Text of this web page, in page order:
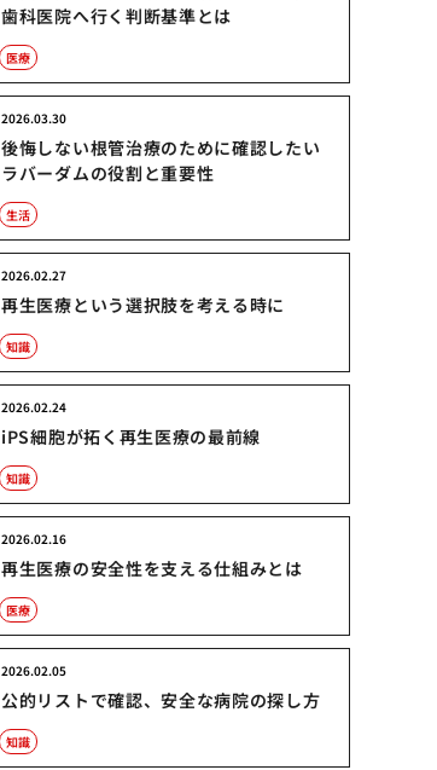
歯科医院へ行く判断基準とは
医療
後悔しない根管治療のために確認したい
ラバーダムの役割と重要性
2026.03.30
生活
再生医療という選択肢を考える時に
2026.02.27
知識
iPS細胞が拓く再生医療の最前線
2026.02.24
知識
再生医療の安全性を支える仕組みとは
2026.02.16
医療
公的リストで確認、安全な病院の探し方
2026.02.05
知識